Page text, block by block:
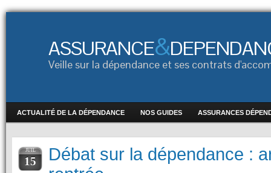
ASSURANCE&
Veille sur la dépendance et ses contrats
ACTUALITÉ DE LA DÉPENDANCE NOS GUIDES ASSURANCES
JUIL
15
Débat sur la dépendance :